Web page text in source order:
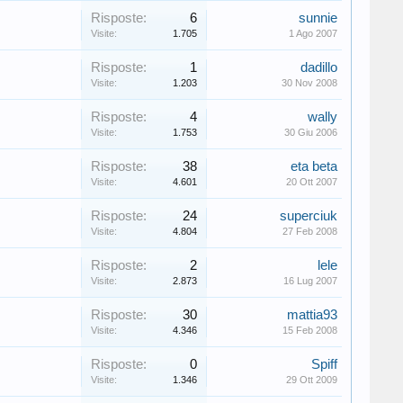
Risposte: 6
Visite: 1.705
sunnie
1 Ago 2007
Risposte: 1
Visite: 1.203
dadillo
30 Nov 2008
Risposte: 4
Visite: 1.753
wally
30 Giu 2006
Risposte: 38
Visite: 4.601
eta beta
20 Ott 2007
Risposte: 24
Visite: 4.804
superciuk
27 Feb 2008
Risposte: 2
Visite: 2.873
lele
16 Lug 2007
Risposte: 30
Visite: 4.346
mattia93
15 Feb 2008
Risposte: 0
Visite: 1.346
Spiff
29 Ott 2009